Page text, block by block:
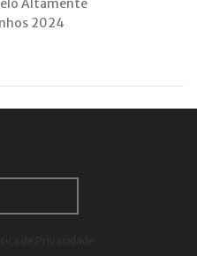
Altamente
2024